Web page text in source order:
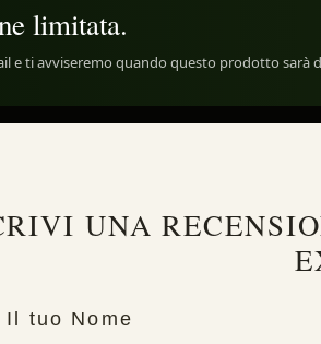
limitata.
e ti avviseremo quando questo prodotto sarà
UNA
Il tuo Nome